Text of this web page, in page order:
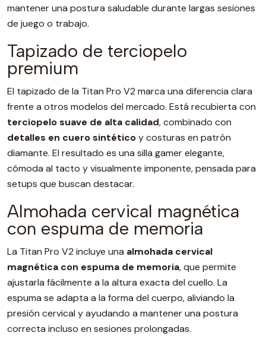
mantener una postura saludable durante largas sesiones
de juego o trabajo.
Tapizado de terciopelo
premium
El tapizado de la Titan Pro V2 marca una diferencia clara
frente a otros modelos del mercado. Está recubierta con
terciopelo suave de alta calidad, combinado con
detalles en cuero sintéticoy costuras en patrón
diamante. El resultado es una silla gamer elegante,
cómoda al tacto y visualmente imponente, pensada para
setups que buscan destacar.
Almohada cervical magnética
con espuma de memoria
La Titan Pro V2 incluye una almohada cervical
magnética con espuma de memoria, que permite
ajustarla fácilmente a la altura exacta del cuello. La
espuma se adapta a la forma del cuerpo, aliviando la
presión cervical y ayudando a mantener una postura
correcta incluso en sesiones prolongadas.